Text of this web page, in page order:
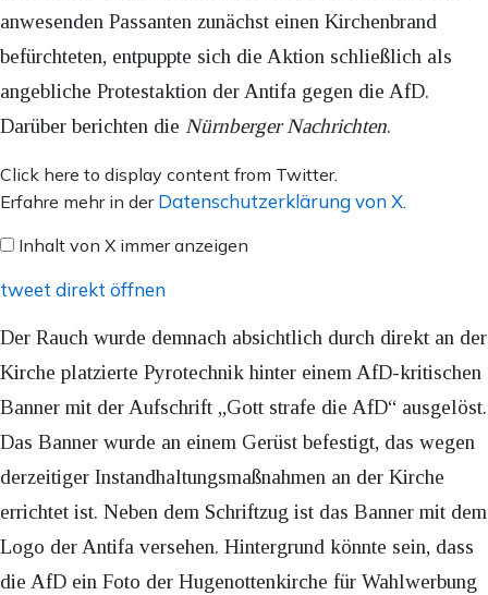
anwesenden Passanten zunächst einen Kirchenbrand
befürchteten, entpuppte sich die Aktion schließlich als
angebliche Protestaktion der Antifa gegen die AfD.
Darüber berichten die Nürnberger Nachrichten.
Inhalt
von
anzeigen
Click here to display content from Twitter.
Erfahre mehr in der Datenschutzerklärung von X.
Inhalt von X immer anzeigen
tweet direkt öffnen
Der Rauch wurde demnach absichtlich durch direkt an der
Kirche platzierte Pyrotechnik hinter einem AfD-kritischen
Banner mit der Aufschrift „Gott strafe die AfD“ ausgelöst.
Das Banner wurde an einem Gerüst befestigt, das wegen
derzeitiger Instandhaltungsmaßnahmen an der Kirche
errichtet ist. Neben dem Schriftzug ist das Banner mit dem
Logo der Antifa versehen. Hintergrund könnte sein, dass
die AfD ein Foto der Hugenottenkirche für Wahlwerbung